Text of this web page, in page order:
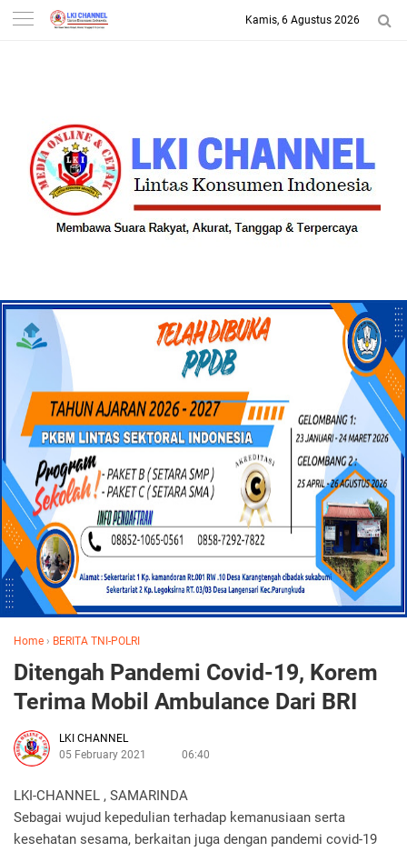
-->
Kamis, 6 Agustus 2026
Home › BERITA TNI-POLRI
Ditengah Pandemi Covid-19, Korem
Terima Mobil Ambulance Dari BRI
LKI CHANNEL
05 February 2021
06:40
LKI-CHANNEL , SAMARINDA
Sebagai wujud kepedulian terhadap kemanusiaan serta
kesehatan sesama, berkaitan juga dengan pandemi covid-19